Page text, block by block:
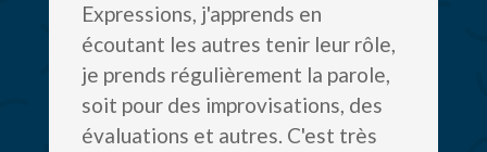
Expressions, j'apprends en
écoutant les autres tenir leur rôle,
je prends régulièrement la parole,
soit pour des improvisations, des
évaluations et autres. C'est très